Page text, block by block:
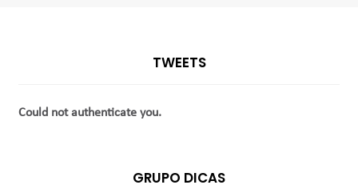
TWEETS
Could not authenticate you.
GRUPO DICAS